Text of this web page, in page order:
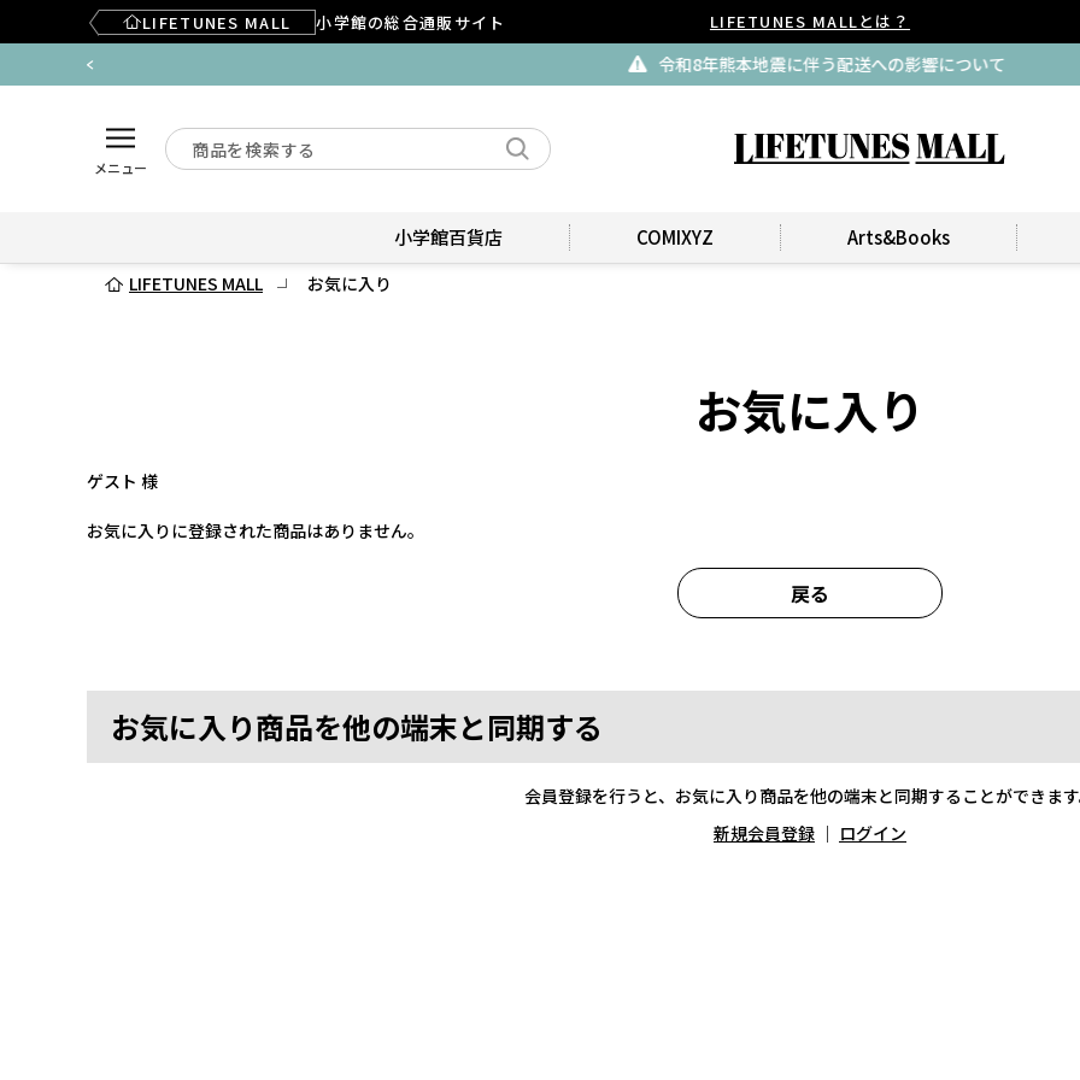
LIFETUNES MALL 小学館の総合通販サイト LIFETUNES MALLとは？
令和8年熊本地震に伴う配送への影響について
メニュー
小学館百貨店 COMIXYZ Arts&Books
LIFETUNES MALL お気に入り
お気に入り
ゲスト 様
お気に入りに登録された商品はありません。
戻る
お気に入り商品を他の端末と同期する
会員登録を行うと、お気に入り商品を他の端末と同期することができま
新規会員登録 ｜ ログイン